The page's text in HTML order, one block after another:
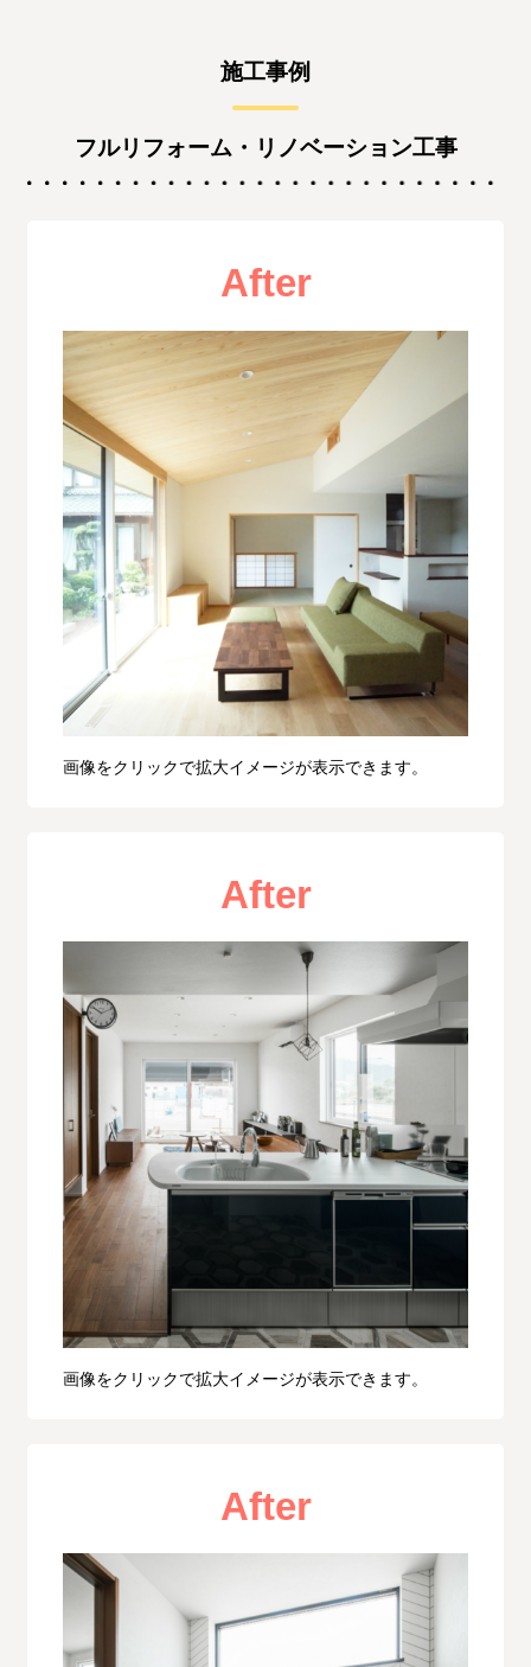
施工事例
フルリフォーム・リノベーション工事
After
画像をクリックで拡大イメージが表示できます。
After
画像をクリックで拡大イメージが表示できます。
After